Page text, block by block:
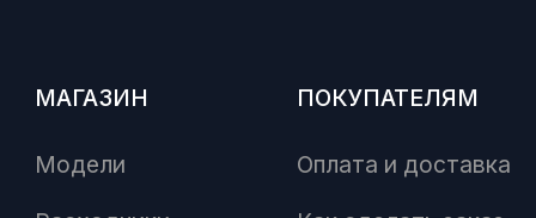
МАГАЗИН
Модели
ПОКУПАТЕЛЯМ
Оплата и доставка